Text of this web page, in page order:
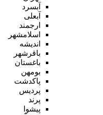
آبسرد
آبعلی
ارجمند
اسلامشهر
اندیشه
باقرشهر
باغستان
بومهن
پاکدشت
پردیس
پرند
پیشوا